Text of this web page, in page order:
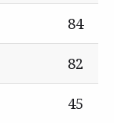
84
82
45